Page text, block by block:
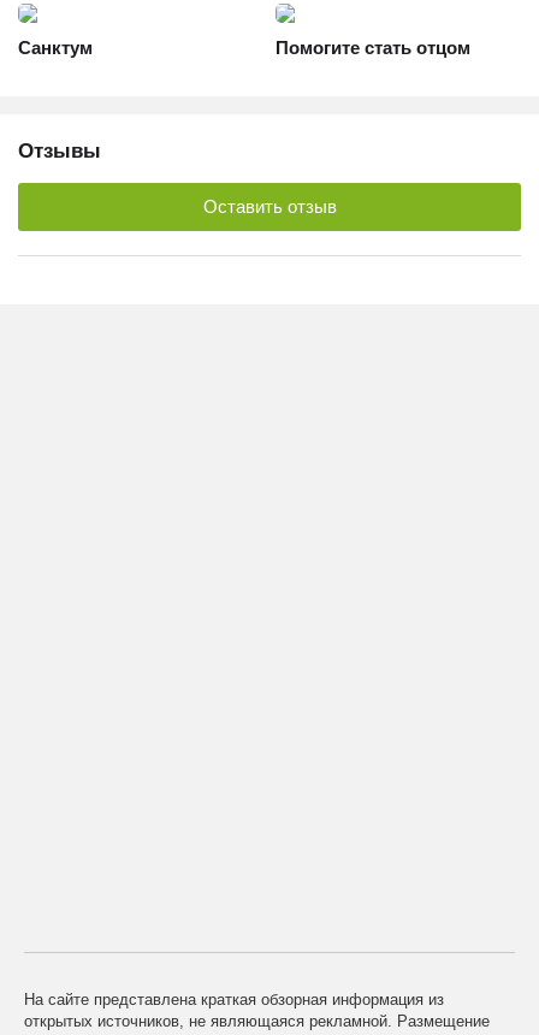
Санктум Помогите стать отцом
Отзывы
Оставить отзыв
На сайте представлена краткая обзорная информация из
открытых источников, не являющаяся рекламной. Размещение